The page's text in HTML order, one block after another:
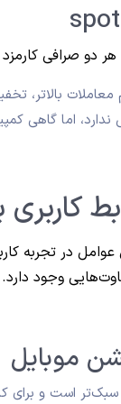
معاملات بالاتر،
اما گاهی
عوامل در تجربه
وجود دارد.
است و برای